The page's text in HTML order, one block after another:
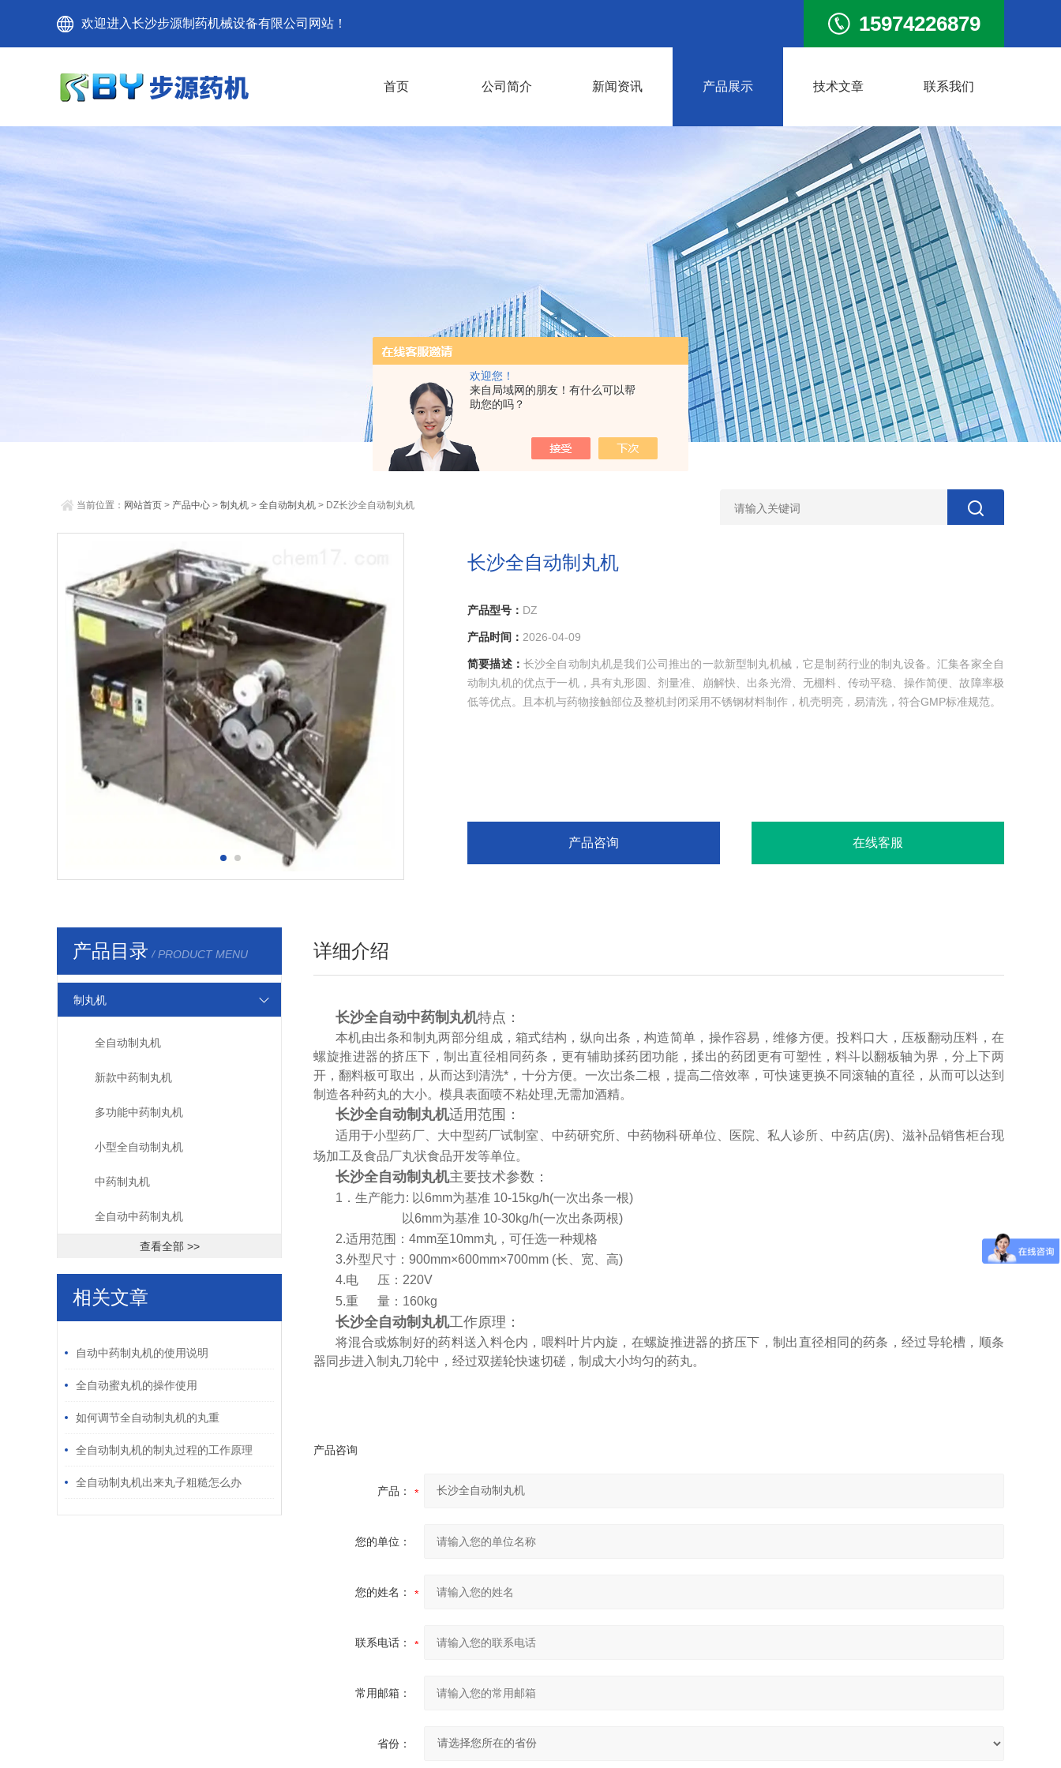
欢迎您！
来自局域网的朋友！有什么可以帮
助您的吗？
欢迎进入长沙步源制药机械设备有限公司网站！ 15974226879
首页 公司简介 新闻资讯 产品展示 技术文章 联系我们
当前位置： 网站首页 > 产品中心 > 制丸机 > 全自动制丸机 > DZ长沙全自动制丸机
长沙全自动制丸机
产品型号： DZ
产品时间： 2026-04-09
简要描述： 长沙全自动制丸机是我们公司推出的一款新型制丸机械，它是制药行业的制丸设备。汇集各家全自
动制丸机的优点于一机，具有丸形圆、剂量准、崩解快、出条光滑、无棚料、传动平稳、操作简便、故障率极
低等优点。且本机与药物接触部位及整机封闭采用不锈钢材料制作，机壳明亮，易清洗，符合GMP标准规范。
产品咨询 在线客服
产品目录 / PRODUCT MENU
制丸机
全自动制丸机
新款中药制丸机
多功能中药制丸机
小型全自动制丸机
中药制丸机
全自动中药制丸机
查看全部 >>
相关文章
自动中药制丸机的使用说明
全自动蜜丸机的操作使用
如何调节全自动制丸机的丸重
全自动制丸机的制丸过程的工作原理
全自动制丸机出来丸子粗糙怎么办
详细介绍
长沙全自动中药制丸机特点：
本机由出条和制丸两部分组成，箱式结构，纵向出条，构造简单，操作容易，维修方便。投料口大，压板翻动压料，在
螺旋推进器的挤压下，制出直径相同药条，更有辅助揉药团功能，揉出的药团更有可塑性，料斗以翻板轴为界，分上下两
开，翻料板可取出，从而达到清洗*，十分方便。一次岀条二根，提高二倍效率，可快速更换不同滚轴的直径，从而可以达到
制造各种药丸的大小。模具表面喷不粘处理,无需加酒精。
长沙全自动制丸机适用范围：
适用于小型药厂、大中型药厂试制室、中药研究所、中药物科研单位、医院、私人诊所、中药店(房)、滋补品销售柜台现
场加工及食品厂丸状食品开发等单位。
长沙全自动制丸机主要技术参数：
1．生产能力: 以6mm为基准 10-15kg/h(一次出条一根)
以6mm为基准 10-30kg/h(一次出条两根)
2.适用范围：4mm至10mm丸，可任选一种规格
3.外型尺寸：900mm×600mm×700mm (长、宽、高)
4.电 压：220V
5.重 量：160kg
长沙全自动制丸机工作原理：
将混合或炼制好的药料送入料仓内，喂料叶片内旋，在螺旋推进器的挤压下，制出直径相同的药条，经过导轮槽，顺条
器同步进入制丸刀轮中，经过双搓轮快速切磋，制成大小均匀的药丸。
产品咨询
产品：
您的单位：
您的姓名：
联系电话：
常用邮箱：
省份：